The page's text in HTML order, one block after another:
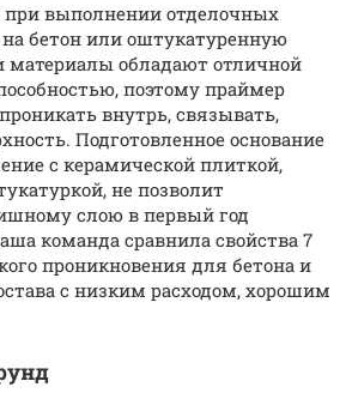
выполнении отделочных
на бетон или оштукатуренную
материалы обладают отличной
поэтому праймер
внутрь, связывать,
Подготовленное основание
с керамической плиткой,
не позволит
слою в первый год
команда сравнила свойства 7
проникновения для бетона и
с низким расходом, хорошим